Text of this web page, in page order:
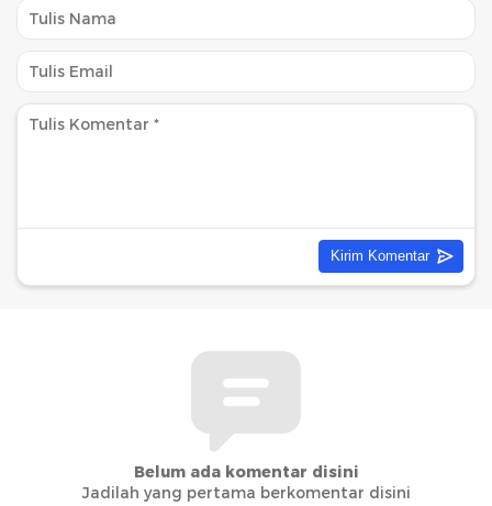
Belum ada komentar disini
Jadilah yang pertama berkomentar disini